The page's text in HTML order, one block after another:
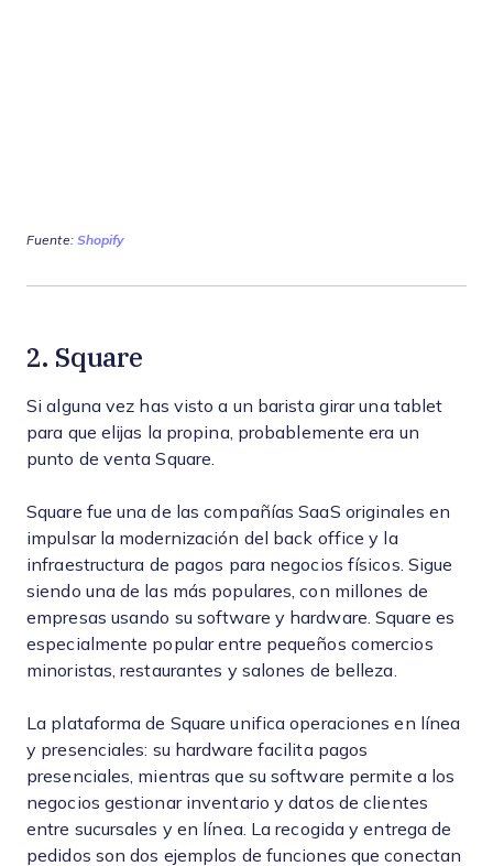
Fuente:Shopify
2. Square
Si alguna vez has visto a un barista girar una tablet
para que elijas la propina, probablemente era un
punto de venta Square.
Square fue una de las compañías SaaS originales en
impulsar la modernización del back office y la
infraestructura de pagos para negocios físicos. Sigue
siendo una de las más populares, con millones de
empresas usando su software y hardware. Square es
especialmente popular entre pequeños comercios
minoristas, restaurantes y salones de belleza.
La plataforma de Square unifica operaciones en línea
y presenciales: su hardware facilita pagos
presenciales, mientras que su software permite a los
negocios gestionar inventario y datos de clientes
entre sucursales y en línea. La recogida y entrega de
pedidos son dos ejemplos de funciones que conectan